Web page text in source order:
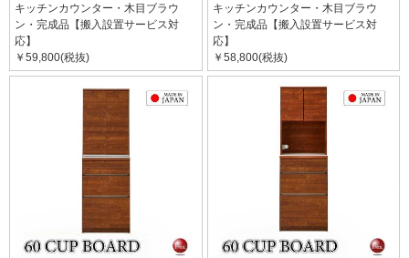
キッチンカウンター・木目ブラウ
ン・完成品【搬入設置サービス対
応】
￥59,800(税抜)
キッチンカウンター・木目ブラウ
ン・完成品【搬入設置サービス対
応】
￥58,800(税抜)